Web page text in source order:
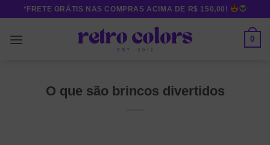
content
*FRETE GRÁTIS NAS COMPRAS ACIMA DE R$ 150,00!
0
O que são brincos divertidos